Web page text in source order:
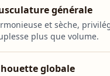
générale
et sèche,
plus que volume.
globale